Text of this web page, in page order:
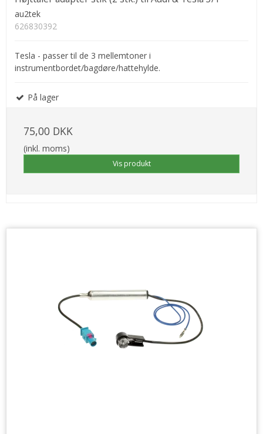
au2tek
626830392
Tesla - passer til de 3 mellemtoner i
instrumentbordet/bagdøre/hattehylde.
På lager
75,00 DKK
(inkl. moms)
Vis produkt